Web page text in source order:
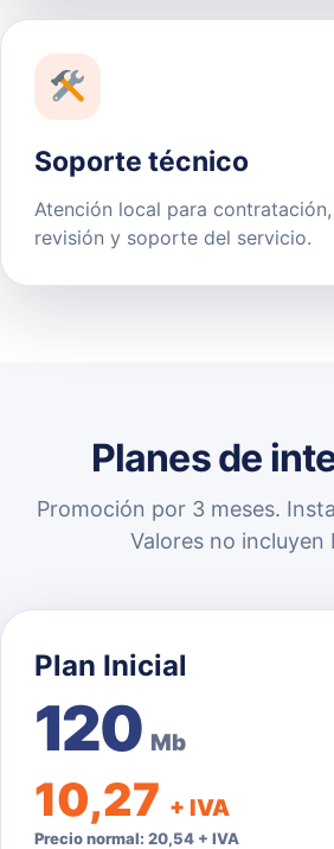
Soporte técnico
Atención local para
revisión y soporte del servicio.
Planes de
Promoción por 3 meses.
Valores no incluyen
Plan Inicial
120 Mb
10,27 + IVA
Precio normal: 20,54 + IVA